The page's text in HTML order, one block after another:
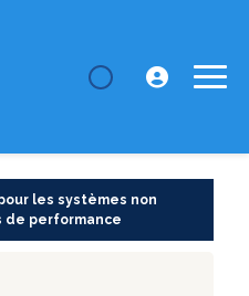
pour les systèmes non
les systèmes non
de performance